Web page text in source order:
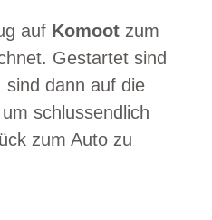
auf Komoot zum
Gestartet sind
dann auf die
schlussendlich
zum Auto zu